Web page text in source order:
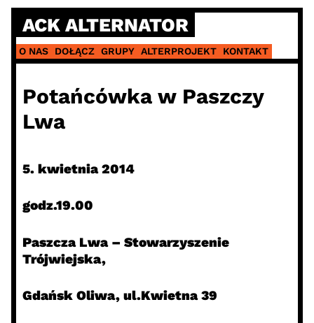
Skip
content
ACK ALTERNATOR
O NAS DOŁĄCZ GRUPY ALTERPROJEKT KONTAKT
Potańcówka w Paszczy
Lwa
5. kwietnia 2014
godz.19.00
Paszcza Lwa – Stowarzyszenie
Trójwiejska,
Gdańsk Oliwa, ul.Kwietna 39